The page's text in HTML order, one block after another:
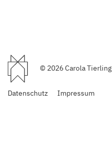
© 2026 Carola Tierling
Datenschutz Impressum